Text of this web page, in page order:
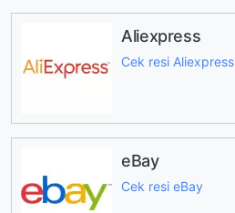
Aliexpress
Cek resi Aliexpress
eBay
Cek resi eBay